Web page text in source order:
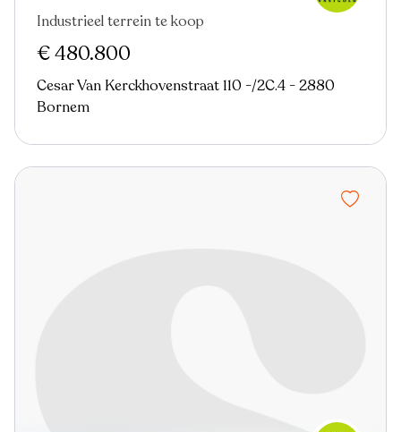
Virtual tour
Industrieel terrein te koop
€ 480.800
Cesar Van Kerckhovenstraat 110 -/2C.4 - 2880
Bornem